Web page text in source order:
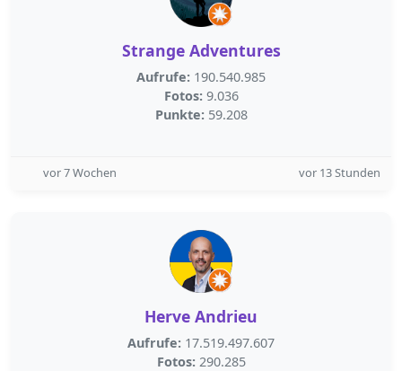
Strange Adventures
Aufrufe: 190.540.985
Fotos: 9.036
Punkte: 59.208
vor 7 Wochen vor 13 Stunden
Herve Andrieu
Aufrufe: 17.519.497.607
Fotos: 290.285